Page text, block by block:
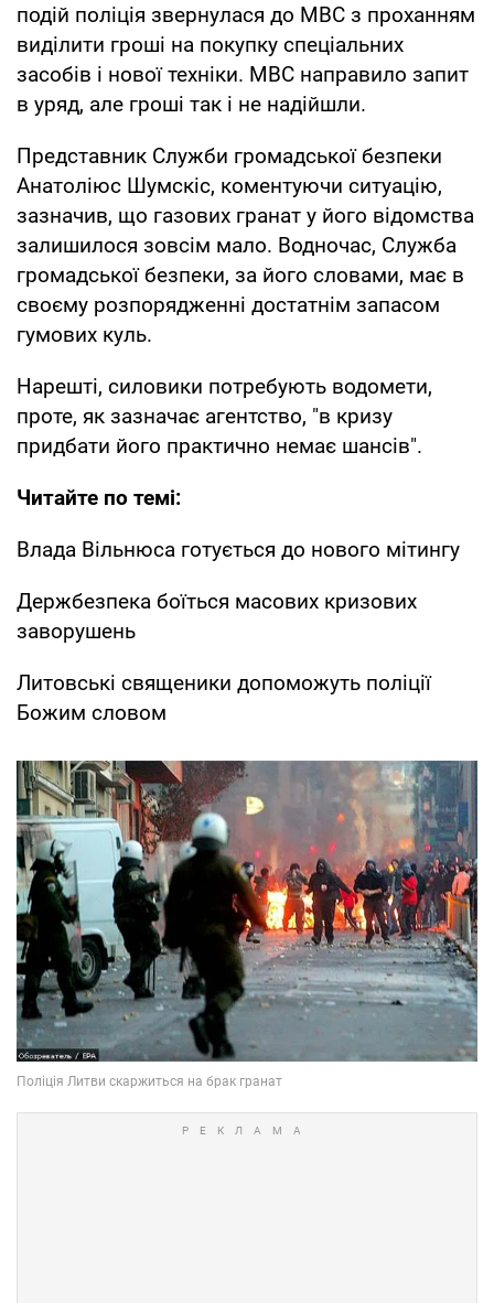
подій поліція звернулася до МВС з проханням
виділити гроші на покупку спеціальних
засобів і нової техніки. МВС направило запит
в уряд, але гроші так і не надійшли.
Представник Служби громадської безпеки
Анатоліюс Шумскіс, коментуючи ситуацію,
зазначив, що газових гранат у його відомства
залишилося зовсім мало. Водночас, Служба
громадської безпеки, за його словами, має в
своєму розпорядженні достатнім запасом
гумових куль.
Нарешті, силовики потребують водомети,
проте, як зазначає агентство, "в кризу
придбати його практично немає шансів".
Читайте по темі:
Влада Вільнюса готується до нового мітингу
Держбезпека боїться масових кризових
заворушень
Литовські священики допоможуть поліції
Божим словом